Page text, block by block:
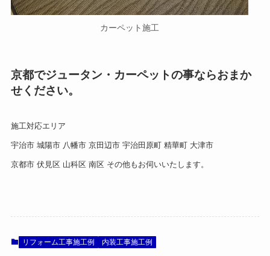
カーペット施工
京都でジュータン・カーペットの事ならおまか
せください。
施工対応エリア
宇治市 城陽市 八幡市 京田辺市 宇治田原町 精華町 大津市
京都市 伏見区 山科区 南区 その他もお伺いいたします。
リフォーム工事施工例 内装工事施工例